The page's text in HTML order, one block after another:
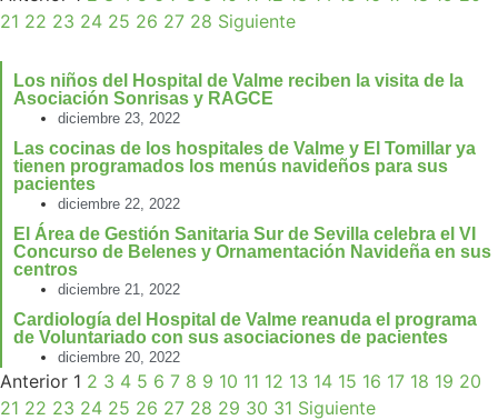
21 22 23 24 25 26 27 28 Siguiente
Los niños del Hospital de Valme reciben la visita de la
Asociación Sonrisas y RAGCE
diciembre 23, 2022
Las cocinas de los hospitales de Valme y El Tomillar ya
tienen programados los menús navideños para sus
pacientes
diciembre 22, 2022
El Área de Gestión Sanitaria Sur de Sevilla celebra el VI
Concurso de Belenes y Ornamentación Navideña en sus
centros
diciembre 21, 2022
Cardiología del Hospital de Valme reanuda el programa
de Voluntariado con sus asociaciones de pacientes
diciembre 20, 2022
Anterior 1 2 3 4 5 6 7 8 9 10 11 12 13 14 15 16 17 18 19 20
21 22 23 24 25 26 27 28 29 30 31 Siguiente